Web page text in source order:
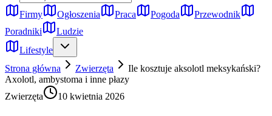
Firmy Ogłoszenia Praca Pogoda
Przewodnik
Poradniki
Ludzie
Lifestyle
Strona główna
Zwierzęta
Ile kosztuje aksolotl meksykański?
Axolotl, ambystoma i inne płazy
Zwierzęta
10 kwietnia 2026